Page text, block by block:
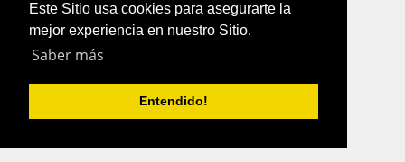
Este Sitio usa cookies para asegurarte la
mejor experiencia en nuestro Sitio.
Saber más
Entendido!